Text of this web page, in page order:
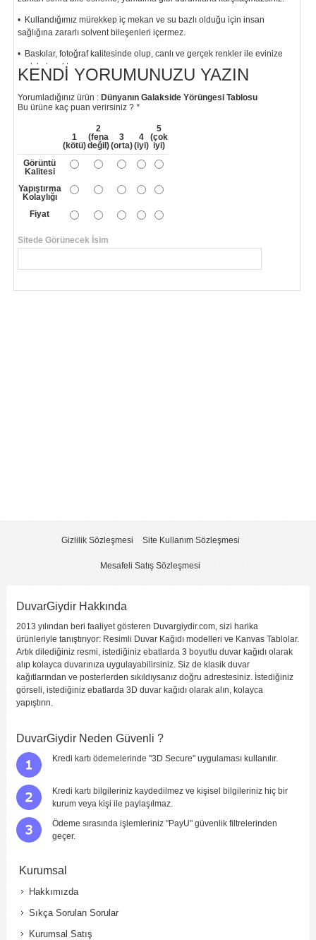
• Kullandığımız mürekkep iç mekan ve su bazlı olduğu için insan
sağlığına zararlı solvent bileşenleri içermez.
• Baskılar, fotoğraf kalitesinde olup, canlı ve gerçek renkler ile evinize
renk katacaktır.
KENDI YORUMUNUZU YAZIN
Yorumladığınız ürün : Dünyanın Galakside Yörüngesi Tablosu
Bu ürüne kaç puan verirsiniz ? *
1
(kötü)
2
(fena
değil)
3
(orta)
4
(iyi)
5
(çok
iyi)
Görüntü
Kalitesi
Yapıştırma
Kolaylığı
Fiyat
Sitede Görünecek İsim
Gizlilik Sözleşmesi Site Kullanım Sözleşmesi
Mesafeli Satış Sözleşmesi
DuvarGiydir Hakkında
2013 yılından beri faaliyet gösteren Duvargiydir.com, sizi harika
ürünleriyle tanıştırıyor: Resimli Duvar Kağıdı modelleri ve Kanvas Tablolar.
Artık dilediğiniz resmi, istediğiniz ebatlarda 3 boyutlu duvar kağıdı olarak
alıp kolayca duvarınıza uygulayabilirsiniz. Siz de klasik duvar
kağıtlarından ve posterlerden sıkıldıysanız doğru adrestesiniz. İstediğiniz
görseli, istediğiniz ebatlarda 3D duvar kağıdı olarak alın, kolayca
yapıştırın.
DuvarGiydir Neden Güvenli ?
Kredi kartı ödemelerinde "3D Secure" uygulaması kullanılır.
Kredi kartı bilgileriniz kaydedilmez ve kişisel bilgileriniz hiç bir
kurum veya kişi ile paylaşılmaz.
Ödeme sırasında işlemleriniz "PayU" güvenlik filtrelerinden
geçer.
Kurumsal
Hakkımızda
Sıkça Sorulan Sorular
Kurumsal Satış